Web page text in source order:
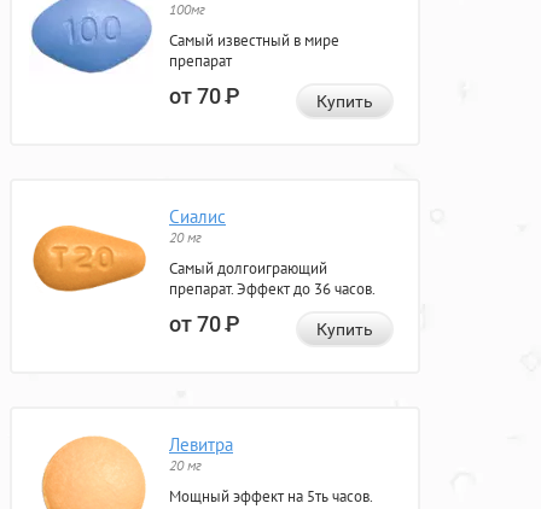
100мг
Самый известный в мире
препарат
от 70Р Купить
Сиалис
20 мг
Самый долгоиграющий
препарат. Эффект до 36 часов.
от 70Р Купить
Левитра
20 мг
Мощный эффект на 5ть часов.